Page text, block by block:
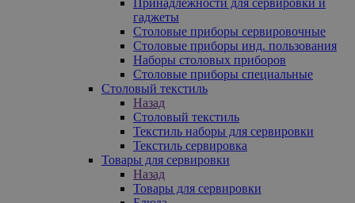
гаджеты
Столовые приборы сервировочные
Столовые приборы инд. пользования
Наборы столовых приборов
Столовые приборы специальные
Столовый текстиль
Назад
Столовый текстиль
Текстиль наборы для сервировки
Текстиль сервировка
Товары для сервировки
Назад
Товары для сервировки